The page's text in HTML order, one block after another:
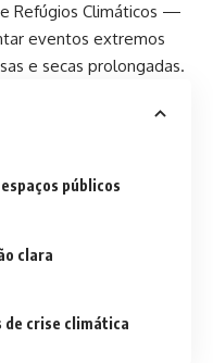
Refúgios Climáticos —
eventos extremos
e secas prolongadas.
públicos
clara
de crise climática